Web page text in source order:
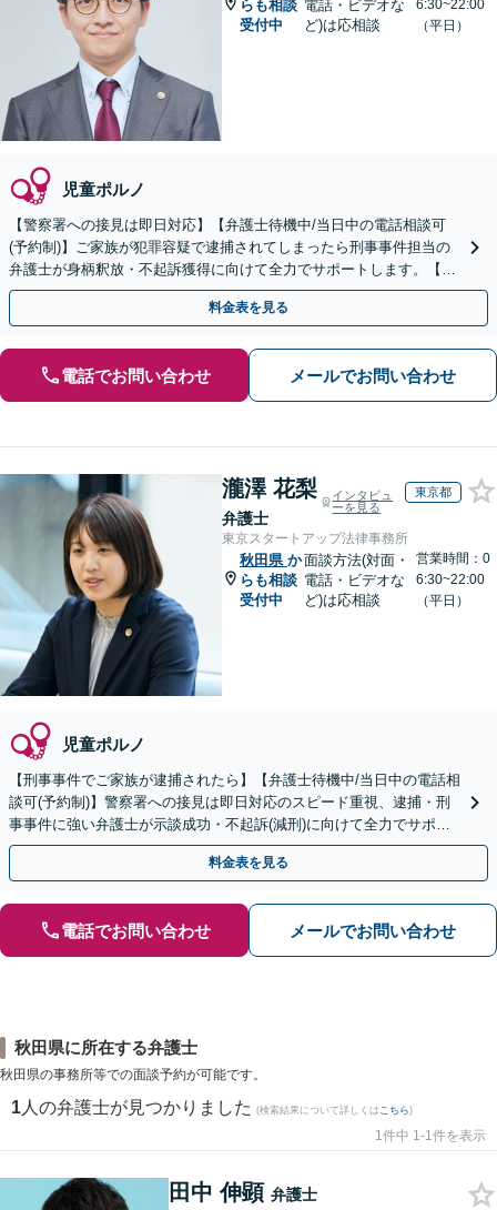
らも相談
受付中
電話・ビデオな
ど)は応相談
6:30~22:00
（平日）
児童ポルノ
【警察署への接見は即日対応】【弁護士待機中/当日中の電話相談可
(予約制)】ご家族が犯罪容疑で逮捕されてしまったら刑事事件担当の
弁護士が身柄釈放・不起訴獲得に向けて全力でサポートします。【毎
月100名以上の相談実績】【全国対応】
料金表を見る
電話でお問い合わせ メールでお問い合わせ
瀧澤 花梨
弁護士
インタビュ
ーを見る
東京都
東京スタートアップ法律事務所
秋田県 か
らも相談
受付中
面談方法(対面・
電話・ビデオな
ど)は応相談
営業時間：0
6:30~22:00
（平日）
児童ポルノ
【刑事事件でご家族が逮捕されたら】【弁護士待機中/当日中の電話相
談可(予約制)】警察署への接見は即日対応のスピード重視、逮捕・刑
事事件に強い弁護士が示談成功・不起訴(減刑)に向けて全力でサポー
トします。【加害者側の相談専門】
料金表を見る
電話でお問い合わせ メールでお問い合わせ
秋田県に所在する弁護士
秋田県の事務所等での面談予約が可能です。
1 人の弁護士が見つかりました (検索結果について詳しくは こちら)
1件中 1-1件を表示
田中 伸顕 弁護士